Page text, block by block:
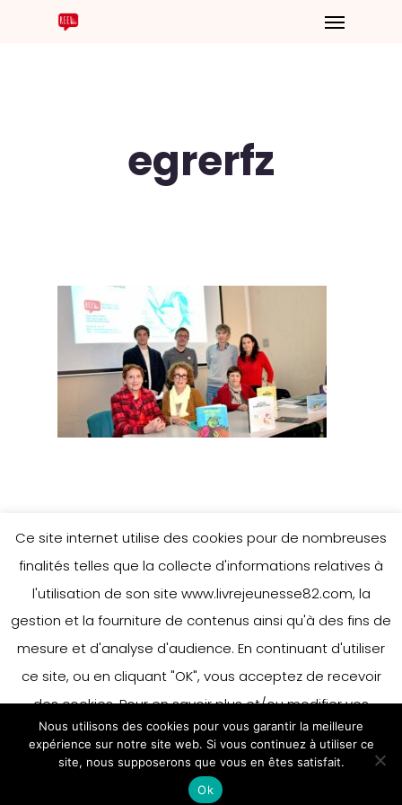
egrerfz
Ce site internet utilise des cookies pour de nombreuses
finalités telles que la collecte d'informations relatives à
l'utilisation de son site www.livrejeunesse82.com, la
gestion et la fourniture de contenus ainsi qu'à des fins de
mesure et d'analyse d'audience. En continuant d'utiliser
ce site, ou en cliquant "OK", vous acceptez de recevoir
des cookies. Pour en savoir plus et/ou modifier vos
préférences en matière de cookies, merci de vous référer
à notre politique sur les cookies.
Accepter
En savoir plus
Nous utilisons des cookies pour vous garantir la meilleure
expérience sur notre site web. Si vous continuez à utiliser ce
site, nous supposerons que vous en êtes satisfait.
Ok